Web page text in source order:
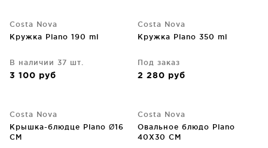
Costa Nova
Кружка Plano 190 ml
В наличии 37 шт.
3 100 руб
Costa Nova
Кружка Plano 350 ml
Под заказ
2 280 руб
Costa Nova
Крышка-блюдце Plano Ø16
CM
Costa Nova
Овальное блюдо Plano
40X30 CM